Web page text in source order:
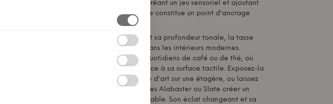
céramique mate et brillante, créant un jeu sensoriel et ajoutant
une qualité tactile raffinée. Elle constitue un point d'ancrage
Avec son expression sereine et sa profondeur tonale, la tasse
Dune s'intègre parfaitement dans les intérieurs modernes.
Utilisez-la pour vos moments quotidiens de café ou de thé, où
elle rehausse l'expérience grâce à sa surface tactile. Exposez-la
seule comme une petite œuvre d'art sur une étagère, ou laissez
plusieurs tasses dans les nuances Alabaster ou Slate créer un
élégant jeu de couleurs sur la table. Son éclat changeant et sa